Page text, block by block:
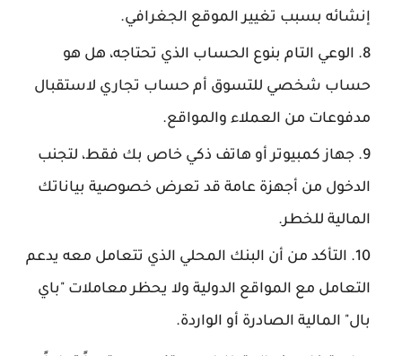
إنشائه بسبب تغيير الموقع الجغرافي.
الوعي التام بنوع الحساب الذي تحتاجه، هل هو
حساب شخصي للتسوق أم حساب تجاري لاستقبال
مدفوعات من العملاء والمواقع.
جهاز كمبيوتر أو هاتف ذكي خاص بك فقط، لتجنب
الدخول من أجهزة عامة قد تعرض خصوصية بياناتك
المالية للخطر.
التأكد من أن البنك المحلي الذي تتعامل معه يدعم
التعامل مع المواقع الدولية ولا يحظر معاملات "باي
بال" المالية الصادرة أو الواردة.